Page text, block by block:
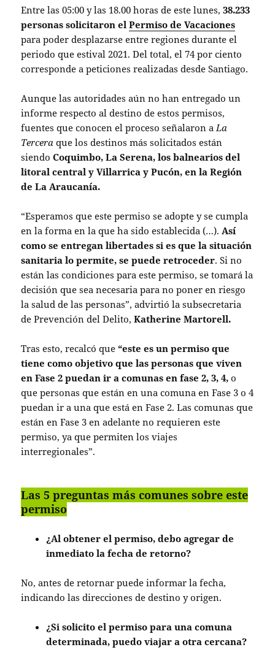
Entre las 05:00 y las 18.00 horas de este lunes,38.233
personas solicitaron elPermiso de Vacaciones
para poder desplazarse entre regiones durante el
periodo que estival 2021. Del total, el 74 por ciento
corresponde a peticiones realizadas desde Santiago.
Aunque las autoridades aún no han entregado un
informe respecto al destino de estos permisos,
fuentes que conocen el proceso señalaron aLa
Tercera que los destinos más solicitados están
siendoCoquimbo, La Serena, los balnearios del
litoral central y Villarrica y Pucón, en la Región
de La Araucanía.
“Esperamos que este permiso se adopte y se cumpla
en la forma en la que ha sido establecida (…).Así
como se entregan libertades si es que la situación
sanitaria lo permite, se puede retroceder. Si no
están las condiciones para este permiso, se tomará la
decisión que sea necesaria para no poner en riesgo
la salud de las personas”, advirtió la subsecretaria
de Prevención del Delito,Katherine Martorell.
Tras esto, recalcó que“este es un permiso que
tiene como objetivo que las personas que viven
en Fase 2 puedan ir a comunas en fase 2, 3, 4, o
que personas que están en una comuna en Fase 3 o 4
puedan ir a una que está en Fase 2. Las comunas que
están en Fase 3 en adelante no requieren este
permiso, ya que permiten los viajes
interregionales”.
Las 5 preguntas más comunes sobre este
permiso
¿Al obtener el permiso, debo agregar de
inmediato la fecha de retorno?
No, antes de retornar puede informar la fecha,
indicando las direcciones de destino y origen.
¿Si solicito el permiso para una comuna
determinada, puedo viajar a otra cercana?